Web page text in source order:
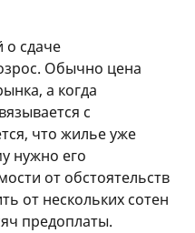
о сдаче
Обычно цена
а когда
с
что жилье уже
нужно его
от обстоятельств
от нескольких сотен
предоплаты.